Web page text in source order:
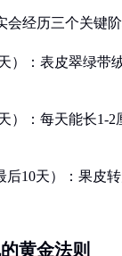
会经历三个关键阶
天）：表皮翠绿带
天）：每天能长1-
后10天）：果皮
黄金法则